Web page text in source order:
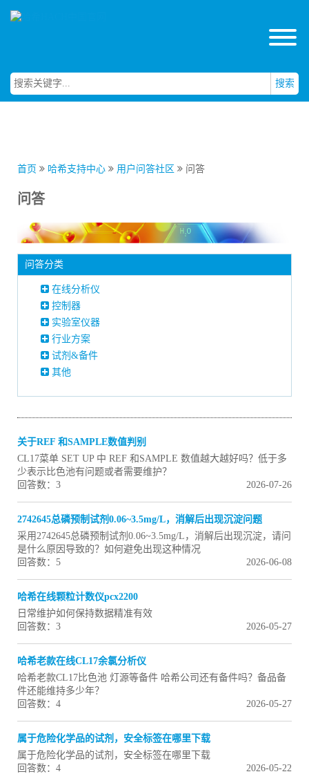
搜索
首页 哈希支持中心 用户问答社区 问答
问答
问答分类
在线分析仪
控制器
实验室仪器
行业方案
试剂&备件
其他
关于REF 和SAMPLE数值判别
CL17菜单 SET UP 中 REF 和SAMPLE 数值越大越好吗？低于多
少表示比色池有问题或者需要维护？
2026-07-26
回答数：3
2742645总磷预制试剂0.06~3.5mg/L，消解后出现沉淀问题
采用2742645总磷预制试剂0.06~3.5mg/L，消解后出现沉淀，请问
是什么原因导致的？如何避免出现这种情况
2026-06-08
回答数：5
哈希在线颗粒计数仪pcx2200
日常维护如何保持数据精准有效
2026-05-27
回答数：3
哈希老款在线CL17余氯分析仪
哈希老款CL17比色池 灯源等备件 哈希公司还有备件吗？备品备
件还能维持多少年？
2026-05-27
回答数：4
属于危险化学品的试剂，安全标签在哪里下载
属于危险化学品的试剂，安全标签在哪里下载
2026-05-22
回答数：4